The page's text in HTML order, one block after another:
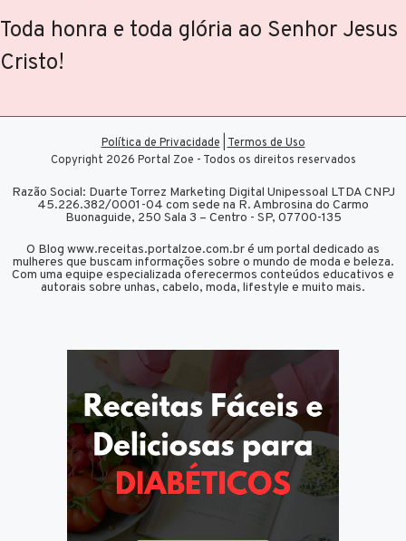
Toda honra e toda glória ao Senhor Jesus
Cristo!
Política de Privacidade
Termos de Uso
Copyright 2026 Portal Zoe - Todos os direitos reservados
Razão Social: Duarte Torrez Marketing Digital Unipessoal LTDA CNPJ
45.226.382/0001-04 com sede na R. Ambrosina do Carmo
Buonaguide, 250 Sala 3 – Centro - SP, 07700-135
O Blog www.receitas.portalzoe.com.br é um portal dedicado as
mulheres que buscam informações sobre o mundo de moda e beleza.
Com uma equipe especializada oferecermos conteúdos educativos e
autorais sobre unhas, cabelo, moda, lifestyle e muito mais.